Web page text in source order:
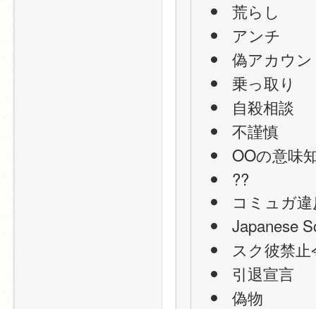
荒らし
アンチ
偽アカウ
乗っ取り
自殺相談
不謹慎
OOの意味
??
コミュガ
Japanese
スク彼禁止
引退宣言
偽物